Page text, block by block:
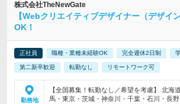
株式会社TheNewGate
【Webクリエイティブデザイナー（デザイ
OK！
正社員 職種・業種未経験OK 完全週休2日制
第二新卒歓迎 転勤なし リモートワーク可
勤務地
【全国募集！転勤なし／希望を考慮】 北海
馬・東京・茨城・神奈川・千葉・石川・長野